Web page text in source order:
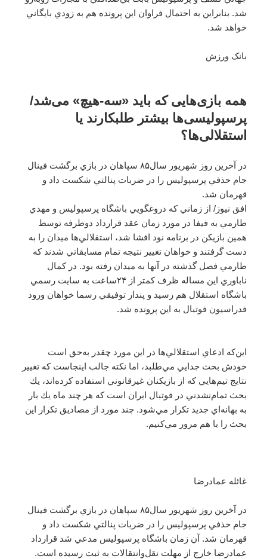
شد. بنابراين به احتمال فراوان اين پرونده هم به زودي بايگاني
خواهد شد.
بانک ورزش
همه بازی‌هایی که باید «سه-هیچ» می‌شد/
پرسپولیسی‌ها بیشتر طلبکارند یا
استقلالی‌ها؟
در آخرين روز شهريور سال۸۵ سپاهان در بازي برگشت فينال
جام حذفي پرسپوليس را در ضربات پنالتي شكست داد و
قهرمان شد.
افق نیوز/ از زماني كه دروغگويي باشگاه پرسپوليس و مهدي
طارمي به فيفا در مورد زمان عقد قرارداد دوطرفه توسط
همين بازيكن در برنامه نود افشا شد، استقلالي‌ها ميدان را به
دست گرفتند و خواهان تغيير نتيجه تمام مسابقاتي شدند كه
طارمي فصل گذشته در آنها به ميدان رفته بود. در كمال
ناباوري اين مساله ظرف كمتر از ۲۴ساعت به سايت رسمي
باشگاه استقلال هم رسيد و پندار توفيقي رسما خواهان ورود
فدراسيون فوتبال به اين پرونده شد.
اين‌كه ادعاي استقلالي‌ها در اين مورد چقدر به‌حق است
خودش بحث جدايي مي‌طلبد، اما نكته جالب اينجاست كه تغيير
نتايج تيم‌هايي كه از بازيكنان غيرقانوني استفاده كرده‌اند، يك
بحث تمام‌نشدني در فوتبال ايران است كه هر چند ماه يك بار
به بهانه‌اي جديد تكرار مي‌شود. چند مورد از مصاديق تكرار اين
بحث را با هم مرور مي‌كنيم.
غائله عمادرضا
در آخرين روز شهريور سال۸۵ سپاهان در بازي برگشت فينال
جام حذفي پرسپوليس را در ضربات پنالتي شكست داد و
قهرمان شد. آن زمان باشگاه پرسپوليس مدعي شد قرارداد
عمادرضا خارج از مهلت نقل‌وانتقالات به ثبت رسيده است.